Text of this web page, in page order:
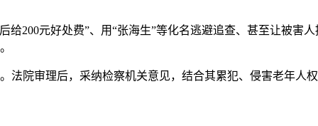
200元好处费”、用“张海生”等化名逃避追查、甚至让被害
法院审理后，采纳检察机关意见，结合其累犯、侵害老年人